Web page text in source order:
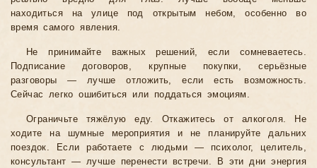
находиться на улице под открытым небом, особенно во
время самого явления.
Не принимайте важных решений, если сомневаетесь.
Подписание договоров, крупные покупки, серьёзные
разговоры — лучше отложить, если есть возможность.
Сейчас легко ошибиться или поддаться эмоциям.
Ограничьте тяжёлую еду. Откажитесь от алкоголя. Не
ходите на шумные мероприятия и не планируйте дальних
поездок. Если работаете с людьми — психолог, целитель,
консультант — лучше перенести встречи. В эти дни энергия